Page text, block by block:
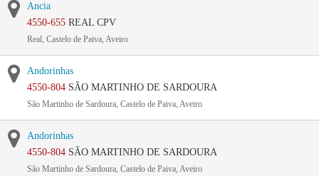
Ancia
4550-655 REAL CPV
Real, Castelo de Paiva, Aveiro
Andorinhas
4550-804 SÃO MARTINHO DE SARDOURA
São Martinho de Sardoura, Castelo de Paiva, Aveiro
Andorinhas
4550-804 SÃO MARTINHO DE SARDOURA
São Martinho de Sardoura, Castelo de Paiva, Aveiro